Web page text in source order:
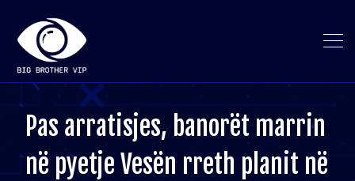
Pas arratisjes, banorët marrin
në pyetje Vesën rreth planit në